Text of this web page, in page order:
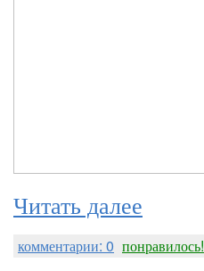
Читать далее
комментарии: 0 понравилось!